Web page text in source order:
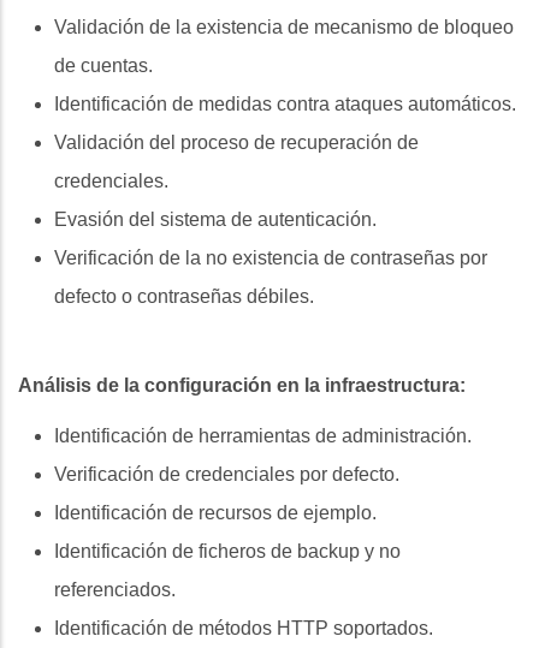
Validación de la existencia de mecanismo de bloqueo
de cuentas.
Identificación de medidas contra ataques automáticos.
Validación del proceso de recuperación de
credenciales.
Evasión del sistema de autenticación.
Verificación de la no existencia de contraseñas por
defecto o contraseñas débiles.
Análisis de la configuración en la infraestructura:
Identificación de herramientas de administración.
Verificación de credenciales por defecto.
Identificación de recursos de ejemplo.
Identificación de ficheros de backup y no
referenciados.
Identificación de métodos HTTP soportados.